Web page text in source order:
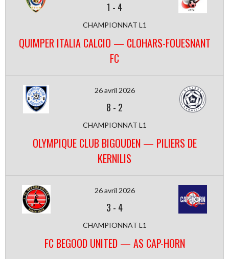
1 - 4
CHAMPIONNAT L1
QUIMPER ITALIA CALCIO — CLOHARS-FOUESNANT
FC
26 avril 2026
8 - 2
CHAMPIONNAT L1
OLYMPIQUE CLUB BIGOUDEN — PILIERS DE
KERNILIS
26 avril 2026
3 - 4
CHAMPIONNAT L1
FC BEGOOD UNITED — AS CAP-HORN